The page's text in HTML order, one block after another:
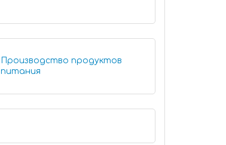
Производство продуктов
питания